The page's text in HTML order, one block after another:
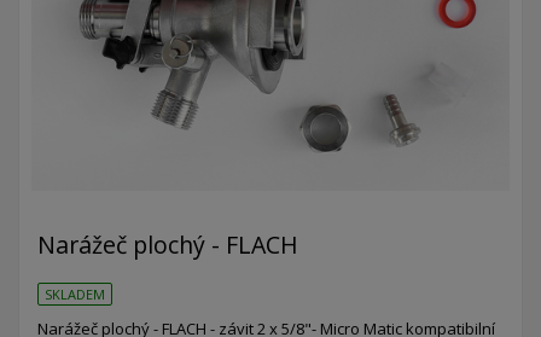
Narážeč plochý - FLACH
SKLADEM
Narážeč plochý - FLACH - závit 2 x 5/8"- Micro Matic kompatibilní